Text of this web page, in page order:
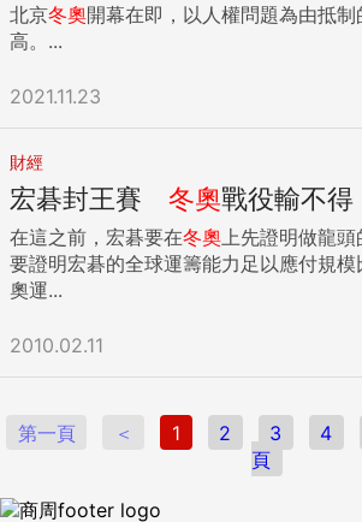
北京冬奧開幕在即，以人權問題為由抵
高。...
2021.11.23
財經
宏碁封王賽 冬奧戰役輸不得
在這之前，宏碁要在冬奧 上先證明做龍
要證明宏碁的全球運籌能力足以應付規模
奧運...
2010.02.11
第一頁 ＜ 1 2 3 4
頁